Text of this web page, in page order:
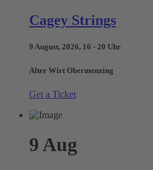
Cagey Strings
9 August, 2026, 16 - 20 Uhr
Alter Wirt Obermenzing
Get a Ticket
9 Aug